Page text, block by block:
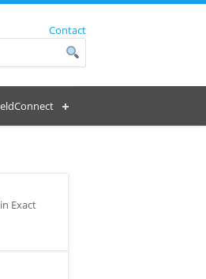
Contact
Exact